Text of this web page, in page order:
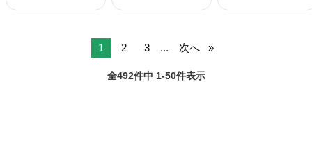
1 2 3 ... 次へ
全492件中 1-50件表示